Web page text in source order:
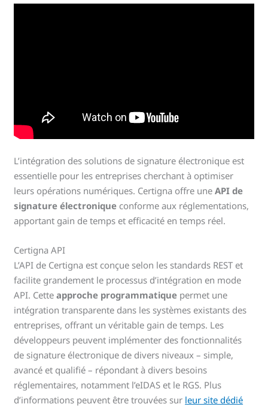
L’intégration des solutions de signature électronique est
essentielle pour les entreprises cherchant à optimiser
leurs opérations numériques. Certigna offre uneAPI de
signature électronique conforme aux réglementations,
apportant gain de temps et efficacité en temps réel.
Certigna API
L’API de Certigna est conçue selon les standards REST et
facilite grandement le processus d’intégration en mode
API. Cetteapproche programmatique permet une
intégration transparente dans les systèmes existants des
entreprises, offrant un véritable gain de temps. Les
développeurs peuvent implémenter des fonctionnalités
de signature électronique de divers niveaux – simple,
avancé et qualifié – répondant à divers besoins
réglementaires, notamment l’eIDAS et le RGS. Plus
d’informations peuvent être trouvées sur leur site dédié